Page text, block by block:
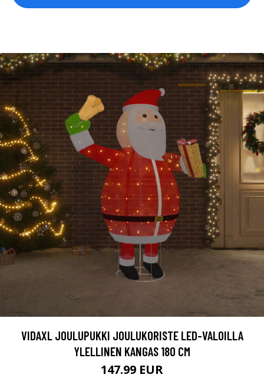
VIDAXL JOULUPUKKI JOULUKORISTE LED-VALOILLA
YLELLINEN KANGAS 180 CM
147.99 EUR